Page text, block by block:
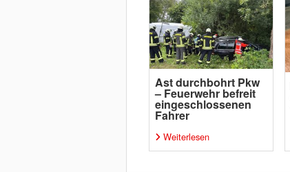
Ast durchbohrt Pkw
– Feuerwehr befreit
eingeschlossenen
Fahrer
Weiterlesen